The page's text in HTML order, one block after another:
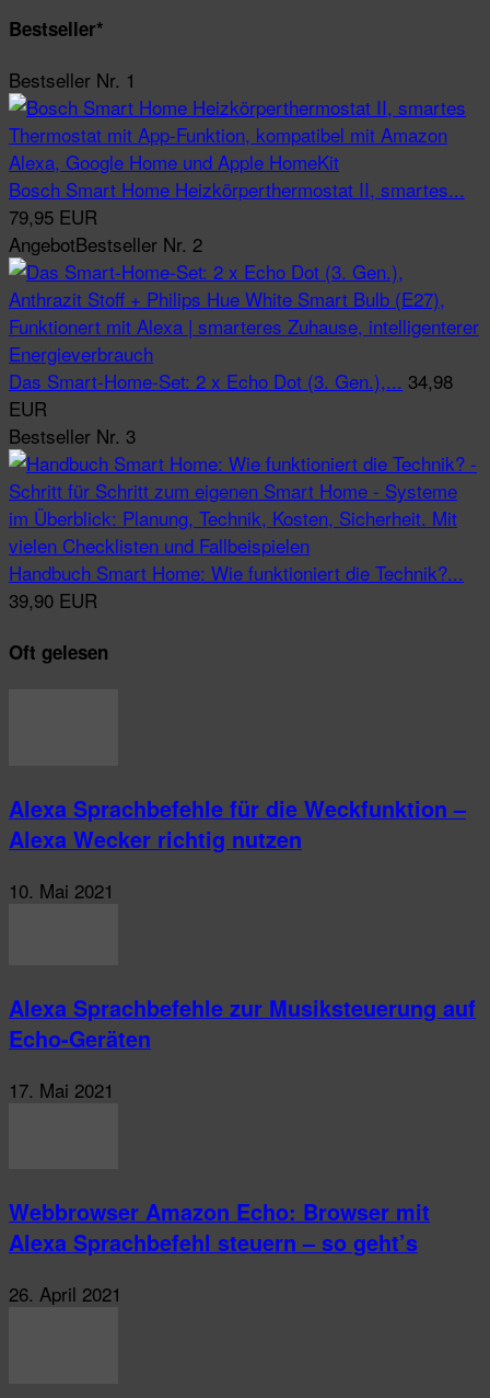
Bestseller*
Bestseller Nr. 1
Bosch Smart Home Heizkörperthermostat II, smartes...
79,95 EUR
AngebotBestseller Nr. 2
Das Smart-Home-Set: 2 x Echo Dot (3. Gen.),... 34,98
EUR
Bestseller Nr. 3
Handbuch Smart Home: Wie funktioniert die Technik?...
39,90 EUR
Oft gelesen
Alexa Sprachbefehle für die Weckfunktion –
Alexa Wecker richtig nutzen
10. Mai 2021
Alexa Sprachbefehle zur Musiksteuerung auf
Echo-Geräten
17. Mai 2021
Webbrowser Amazon Echo: Browser mit
Alexa Sprachbefehl steuern – so geht’s
26. April 2021